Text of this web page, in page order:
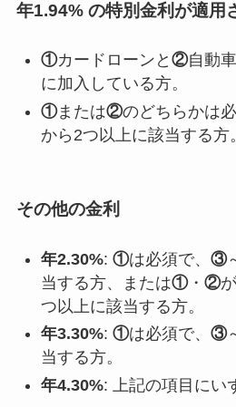
年1.94%の特別金利が適用
①カードローンと ②自動
に加入している方。
①または②のどちらかは必
から2つ以上に該当する方。
その他の金利
年2.30%: ①は必須で、 ③
当する方、または①・ ②
つ以上に該当する方。
年3.30%: ①は必須で、 ③
当する方。
年4.30%: 上記の項目にい